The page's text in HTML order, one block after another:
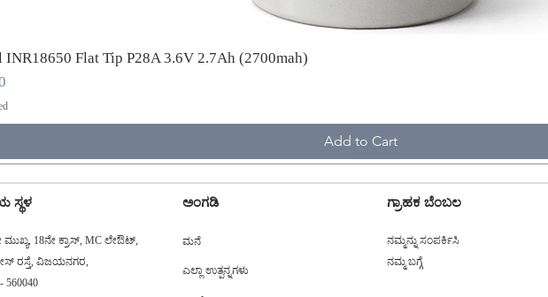
Flat Tip P28A 3.6V 2.7Ah (2700mah)
Add to Cart
ಸ್ಥಳ
ಮುಖ್ಯ, 18ನೇ ಕ್ರಾಸ್, MC ಲೇಔಟ್,
ರಸ್ತೆ, ವಿಜಯನಗರ,
560040
ಅಂಗಡಿ
ಮನೆ
ಎಲ್ಲಾ ಉತ್ಪನ್ನಗಳು
ಗ್ರಾಹಕ ಬೆಂಬಲ
ನಮ್ಮನ್ನು ಸಂಪರ್ಕಿಸಿ
ನಮ್ಮ ಬಗ್ಗೆ